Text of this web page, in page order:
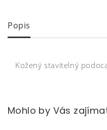
Popis
Kožený stavitelný
Mohlo by Vás